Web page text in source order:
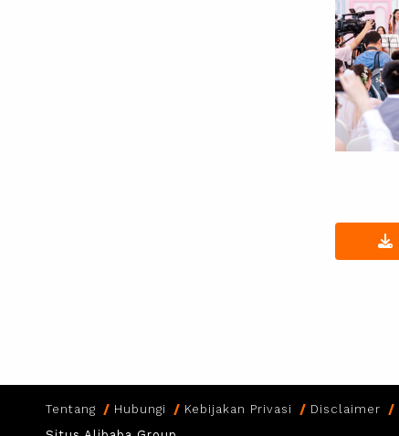
Tentang Hubungi Kebijakan Privasi Disclaimer